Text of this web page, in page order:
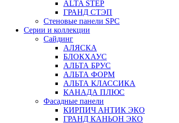
ALTA STEP
ГРАНД СТЭП
Стеновые панели SPC
Серии и коллекции
Сайдинг
АЛЯСКА
БЛОКХАУС
АЛЬТА БРУС
АЛЬТА ФОРМ
АЛЬТА КЛАССИКА
КАНАДА ПЛЮС
Фасадные панели
КИРПИЧ АНТИК ЭКО
ГРАНД КАНЬОН ЭКО